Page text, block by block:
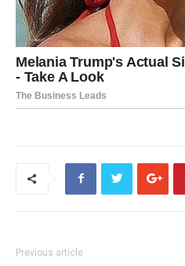
Previous article